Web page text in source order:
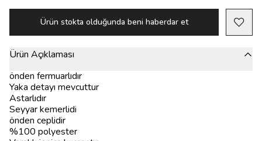
Ürün stokta olduğunda beni haberdar et
Ürün Açıklaması
önden fermuarlıdır
Yaka detayı mevcuttur
Astarlıdır
Seyyar kemerlidi
önden ceplidir
%100 polyester